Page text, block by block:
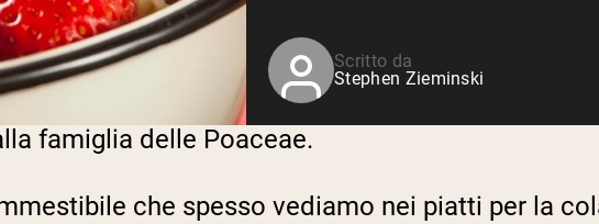
alimentati a erba
Shop All Protein Powders
Scritto da
Stephen Zieminski
famiglia delle Poaceae.
che spesso vediamo nei piatti per la